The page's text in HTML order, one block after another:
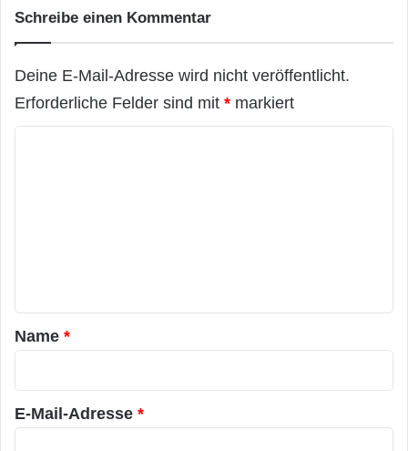
Schreibe einen Kommentar
Deine E-Mail-Adresse wird nicht veröffentlicht.
Erforderliche Felder sind mit * markiert
a
r
*
Name *
E-Mail-Adresse *